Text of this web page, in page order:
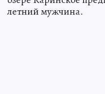
летний мужчина.